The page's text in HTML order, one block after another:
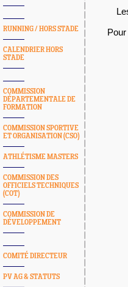
RUNNING / HORS STADE
CALENDRIER HORS
STADE
COMMISSION
DÉPARTEMENTALE DE
FORMATION
COMMISSION SPORTIVE
ET ORGANISATION (CSO)
ATHLÉTISME MASTERS
COMMISSION DES
OFFICIELS TECHNIQUES
(COT)
COMMISSION DE
DÉVELOPPEMENT
COMITÉ DIRECTEUR
PV AG & STATUTS